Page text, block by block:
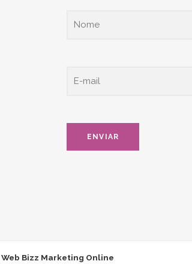
Web Bizz Marketing Online